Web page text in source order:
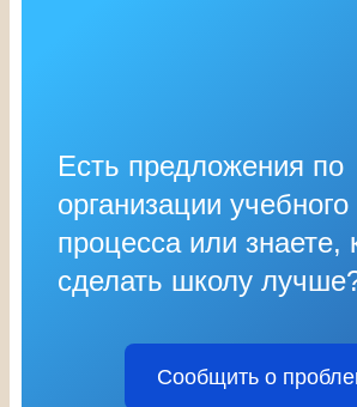
Есть предложения по
организации учебного
процесса или знаете,
сделать школу
Сообщить о